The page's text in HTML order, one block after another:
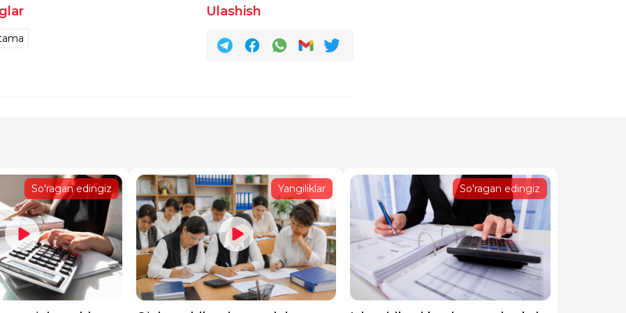
tashqari ishlarga past o'zlashtiruvch va iqtidorli
yoki yana qo'shimsha hujjat talab etiladimii
taxrirlangan
uchun Yanvarda Hujjat topshirsa bo`ladimi
taxrirlangan
Ulashish
So'ragan edingiz Yangiliklar So'ragan edingiz